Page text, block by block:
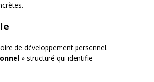
de développement personnel.
» structuré qui identifie